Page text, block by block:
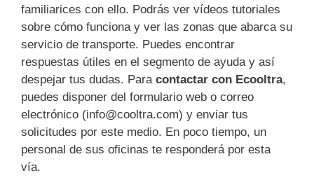
familiarices con ello. Podrás ver vídeos tutoriales
sobre cómo funciona y ver las zonas que abarca su
servicio de transporte. Puedes encontrar
respuestas útiles en el segmento de ayuda y así
despejar tus dudas. Para contactar con Ecooltra,
puedes disponer del formulario web o correo
electrónico (info@cooltra.com) y enviar tus
solicitudes por este medio. En poco tiempo, un
personal de sus oficinas te responderá por esta
vía.